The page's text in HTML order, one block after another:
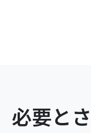
必要と